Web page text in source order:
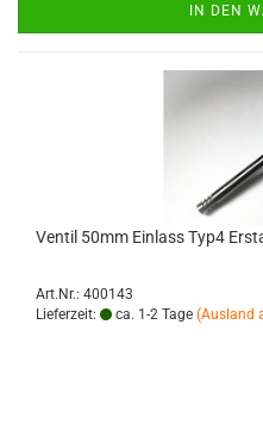
IN DEN
Ventil 50mm Einlass Typ4
Art.Nr.: 400143
Lieferzeit:
ca. 1-2 Tage (Ausland